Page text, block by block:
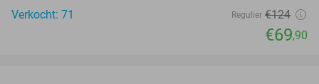
Verkocht: 71
Regulier €124
€69,90